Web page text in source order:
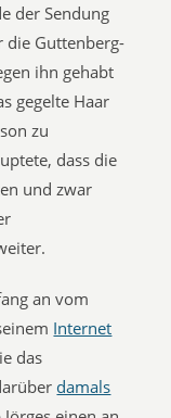
der Sendung
die Guttenberg-
ihn gehabt
gegelte Haar
zu
dass die
und zwar
an vom
Internet
das
damals